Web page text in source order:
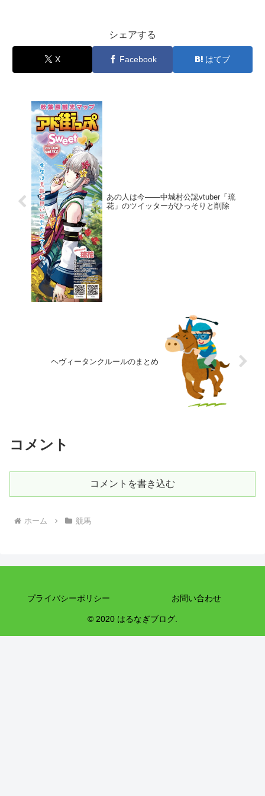
シェアする
X Facebook はてブ
あの人は今――中城村公認vtuber「琉
花」のツイッターがひっそりと削除
ヘヴィータンクルールのまとめ
コメント
コメントを書き込む
ホーム 競馬
プライバシーポリシー お問い合わせ
© 2020 はるなぎブログ.